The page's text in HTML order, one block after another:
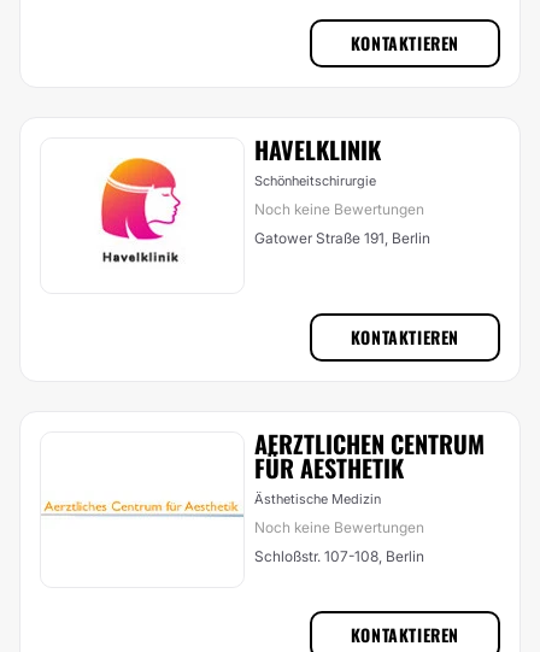
KONTAKTIEREN
HAVELKLINIK
Schönheitschirurgie
Noch keine Bewertungen
Gatower Straße 191, Berlin
KONTAKTIEREN
AERZTLICHEN CENTRUM
FÜR AESTHETIK
Ästhetische Medizin
Noch keine Bewertungen
Schloßstr. 107-108, Berlin
KONTAKTIEREN